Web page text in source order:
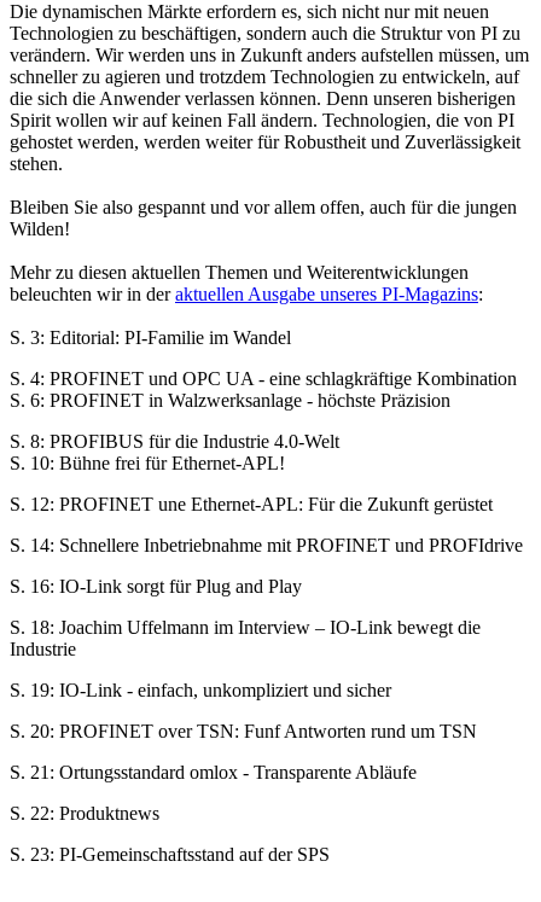
Die dynamischen Märkte erfordern es, sich nicht nur mit neuen
Technologien zu beschäftigen, sondern auch die Struktur von PI zu
verändern. Wir werden uns in Zukunft anders aufstellen müssen, um
schneller zu agieren und trotzdem Technologien zu entwickeln, auf
die sich die Anwender verlassen können. Denn unseren bisherigen
Spirit wollen wir auf keinen Fall ändern. Technologien, die von PI
gehostet werden, werden weiter für Robustheit und Zuverlässigkeit
stehen.
Bleiben Sie also gespannt und vor allem offen, auch für die jungen
Wilden!
Mehr zu diesen aktuellen Themen und Weiterentwicklungen
beleuchten wir in deraktuellen Ausgabe unseres PI-Magazins:
S. 3: Editorial: PI-Familie im Wandel
S. 4: PROFINET und OPC UA - eine schlagkräftige Kombination
S. 6: PROFINET in Walzwerksanlage - höchste Präzision
S. 8: PROFIBUS für die Industrie 4.0-Welt
S. 10: Bühne frei für Ethernet-APL!
S. 12: PROFINET une Ethernet-APL: Für die Zukunft gerüstet
S. 14: Schnellere Inbetriebnahme mit PROFINET und PROFIdrive
S. 16: IO-Link sorgt für Plug and Play
S. 18: Joachim Uffelmann im Interview – IO-Link bewegt die
Industrie
S. 19: IO-Link - einfach, unkompliziert und sicher
S. 20: PROFINET over TSN: Funf Antworten rund um TSN
S. 21: Ortungsstandard omlox - Transparente Abläufe
S. 22: Produktnews
S. 23: PI-Gemeinschaftsstand auf der SPS